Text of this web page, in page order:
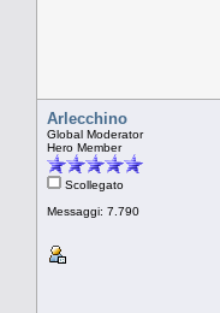
Arlecchino
Global Moderator
Hero Member
Scollegato
Messaggi: 7.790